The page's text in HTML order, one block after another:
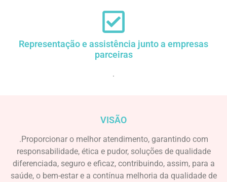
Representação e assistência junto a empresas
parceiras
.
VISÃO
.Proporcionar o melhor atendimento, garantindo com
responsabilidade, ética e pudor, soluções de qualidade
diferenciada, seguro e eficaz, contribuindo, assim, para a
saúde, o bem-estar e a contínua melhoria da qualidade de